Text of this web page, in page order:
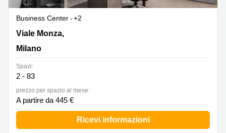
Business Center
+2
Viale Monza, 259, Milano
Viale Monza,
Milano
Spazi:
2 - 83
prezzo per spazio al mese:
A partire da 445 €
Ricevi informazioni